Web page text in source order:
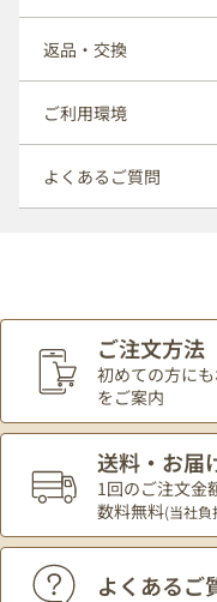
返品・交換
ご利用環境
よくあるご質問
ご注文方法
初めての方に
をご案内
送料・お届
1回のご注文金
数料無料(当社負
よくあるご